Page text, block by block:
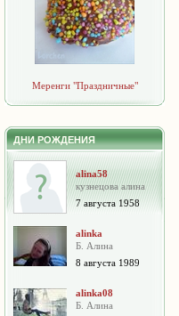
Меренги "Праздничные"
ДНИ РОЖДЕНИЯ
alina58
кузнецова алина
7 августа 1958
alinka
Б. Алина
8 августа 1989
alinka08
Б. Алина